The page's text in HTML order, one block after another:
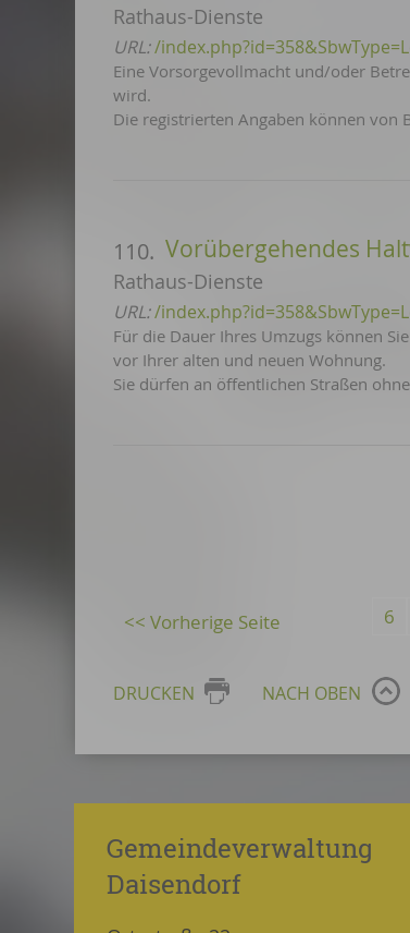
Rathaus-Dienste
URL: /
Eine Vorsorgevollmacht und/oder
wird.
Die registrierten Angaben können von
110. Vorübergehendes
Rathaus-Dienste
URL: /
Für die Dauer Ihres Umzugs können
vor Ihrer alten und neuen Wohnung.
Sie dürfen an öffentlichen Straßen
6
DRUCKEN NACH OBEN
Gemeindeverwaltung
Daisendorf